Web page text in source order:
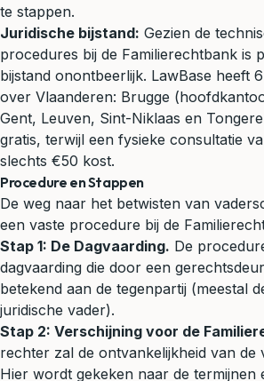
te stappen.
Juridische bijstand: Gezien de
procedures bij de Familierechtbank is
bijstand onontbeerlijk. LawBase heeft
over Vlaanderen: Brugge
Gent, Leuven, Sint-Niklaas en
gratis, terwijl een fysieke consultatie
slechts €50 kost.
Procedure en Stappen
De weg naar het betwisten van
een vaste procedure bij de
Stap 1: De Dagvaarding. De
dagvaarding die door een
betekend aan de tegenpartij (meestal
juridische vader).
Stap 2: Verschijning voor de
rechter zal de ontvankelijkheid van de
Hier wordt gekeken naar de termijnen